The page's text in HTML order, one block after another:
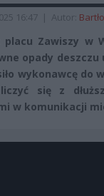
16:47 | Autor:
placu Zawiszy w
opady
wykonawcę do
się z
w komunikacji